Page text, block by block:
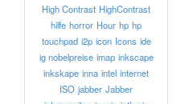
High Contrast HighContrast
hilfe horror Hour hp hp
touchpad i2p icon Icons ide
ig nobelpreise imap inkscape
inkskape inna intel internet
ISO jabber Jabber